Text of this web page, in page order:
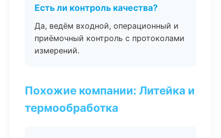
Есть ли контроль качества?
Да, ведём входной, операционный и
приёмочный контроль с протоколами
измерений.
Похожие компании: Литейка и
термообработка